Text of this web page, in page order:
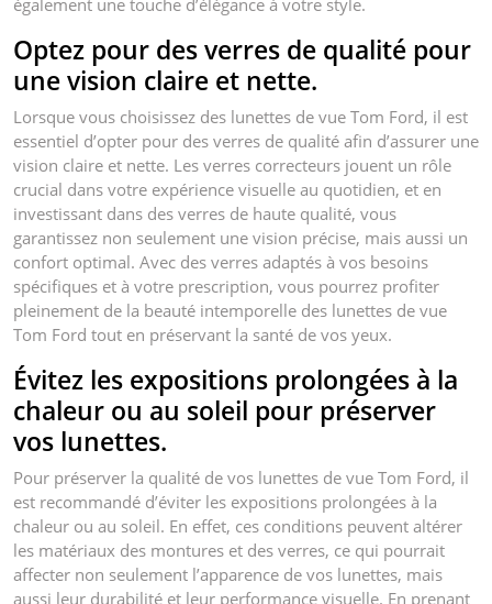
également une touche d’élégance à votre style.
Optez pour des verres de qualité pour
une vision claire et nette.
Lorsque vous choisissez des lunettes de vue Tom Ford, il est
essentiel d’opter pour des verres de qualité afin d’assurer une
vision claire et nette. Les verres correcteurs jouent un rôle
crucial dans votre expérience visuelle au quotidien, et en
investissant dans des verres de haute qualité, vous
garantissez non seulement une vision précise, mais aussi un
confort optimal. Avec des verres adaptés à vos besoins
spécifiques et à votre prescription, vous pourrez profiter
pleinement de la beauté intemporelle des lunettes de vue
Tom Ford tout en préservant la santé de vos yeux.
Évitez les expositions prolongées à la
chaleur ou au soleil pour préserver
vos lunettes.
Pour préserver la qualité de vos lunettes de vue Tom Ford, il
est recommandé d’éviter les expositions prolongées à la
chaleur ou au soleil. En effet, ces conditions peuvent altérer
les matériaux des montures et des verres, ce qui pourrait
affecter non seulement l’apparence de vos lunettes, mais
aussi leur durabilité et leur performance visuelle. En prenant